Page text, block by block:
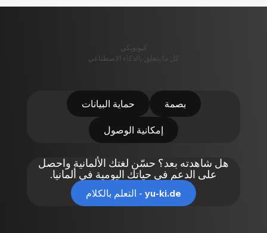
كيوبويكي
كل ما يتعلق بالذكاء الاصطناعي
بصمة حماية البيانات
إمكانية الوصول
هل شاهدته بعد؟ حسّن لغتك الألمانية واحصل
على الدعم في حياتك اليومية في ألمانيا.
yu-ki.de - التعلم بالكلام